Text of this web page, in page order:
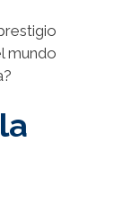
mundo